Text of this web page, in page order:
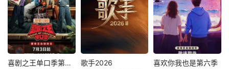
喜剧之王单口季第三季 歌手2026 喜欢你我也是第六季